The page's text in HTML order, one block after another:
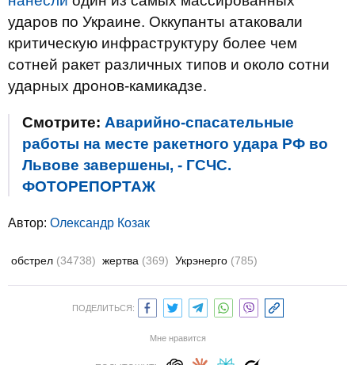
ударов по Украине. Оккупанты атаковали
критическую инфраструктуру более чем
сотней ракет различных типов и около сотни
ударных дронов-камикадзе.
Смотрите: Аварийно-спасательные
работы на месте ракетного удара РФ во
Львове завершены, - ГСЧС.
ФОТОРЕПОРТАЖ
Автор: Олександр Козак
обстрел (34738) жертва (369) Укрэнерго (785)
ПОДЕЛИТЬСЯ:
Мне нравится